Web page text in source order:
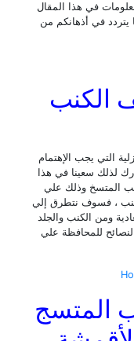
هذا المقال
أذهانكم من
الإهتمام
في هذا
وذلك علي
نتطرق إلي
والجلد
علي